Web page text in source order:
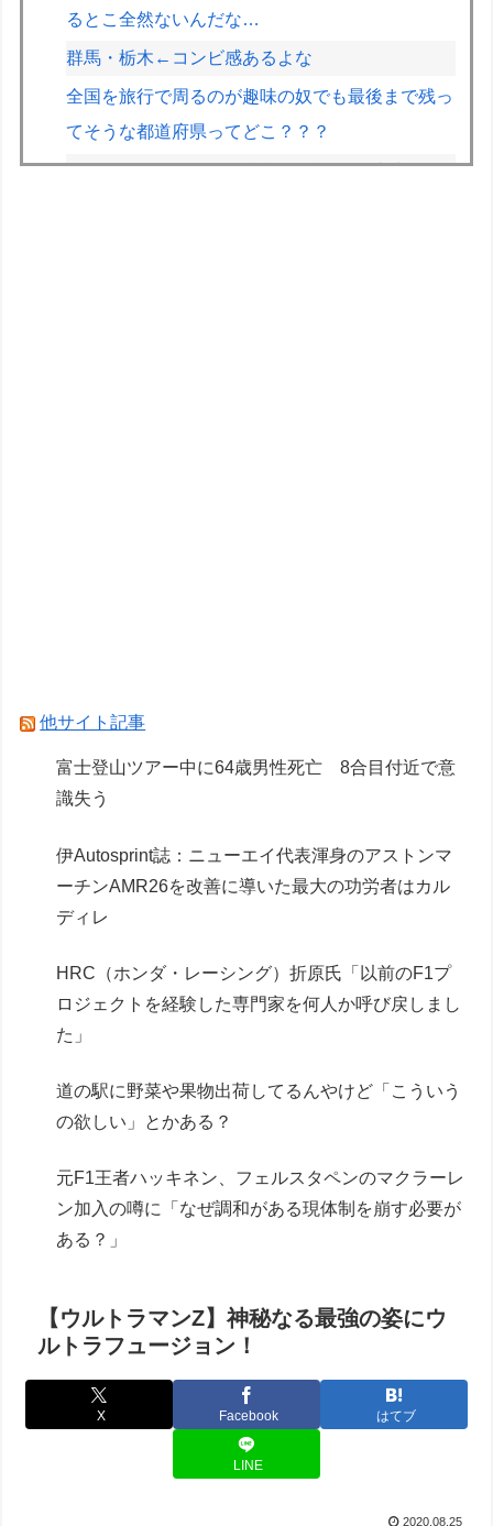
るとこ全然ないんだな…
群馬・栃木←コンビ感あるよな
全国を旅行で周るのが趣味の奴でも最後まで残っ
てそうな都道府県ってどこ？？？
コルトン・ハータのF1参戦の可能性が消滅した
他サイト記事
富士登山ツアー中に64歳男性死亡 8合目付近で意
識失う
伊Autosprint誌：ニューエイ代表渾身のアストンマ
ーチンAMR26を改善に導いた最大の功労者はカル
ディレ
HRC（ホンダ・レーシング）折原氏「以前のF1プ
ロジェクトを経験した専門家を何人か呼び戻しまし
た」
道の駅に野菜や果物出荷してるんやけど「こういう
の欲しい」とかある？
元F1王者ハッキネン、フェルスタペンのマクラーレ
ン加入の噂に「なぜ調和がある現体制を崩す必要が
ある？」
【ウルトラマンZ】神秘なる最強の姿にウ
ルトラフュージョン！
X Facebook はてブ
LINE
2020.08.25